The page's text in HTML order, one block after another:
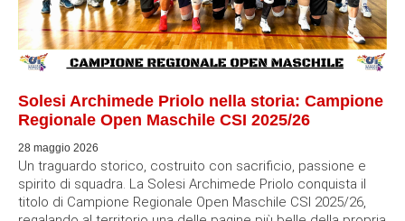
ITALGAS RETI S.P.A. COMUNE DI VENEZIA
Reti e Condotte